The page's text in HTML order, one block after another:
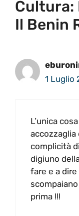
Cultura:
Il Benin
1 Luglio
L’unica
accozzaglia
complicità
digiuno
fare e a
prima !!!